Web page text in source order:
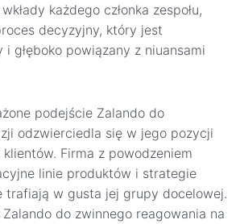
każdego członka zespołu,
decyzyjny, który jest
i głęboko powiązany z niuansami
podejście Zalando do
odzwierciedla się w jego pozycji
Firma z powodzeniem
linie produktów i strategie
trafiają w gusta jej grupy docelowej.
do zwinnego reagowania na